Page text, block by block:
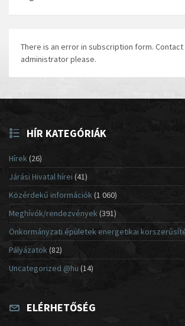
There is an error in subscription form.
administrator please.
HÍR KATEGÓRIÁK
Hírek(26)
Járási Hivatal hírei (41)
Közérdekű információk(1 060)
Meghívók/rendezvények (391)
Önkormányzati épületek energetikai
Pályázatok (82)
Uncategorized @hu (14)
ELÉRHETŐSÉG